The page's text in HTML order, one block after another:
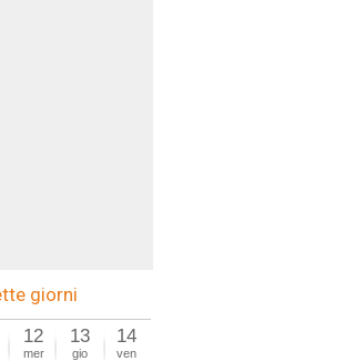
giorni
12
mer
13
gio
14
ven